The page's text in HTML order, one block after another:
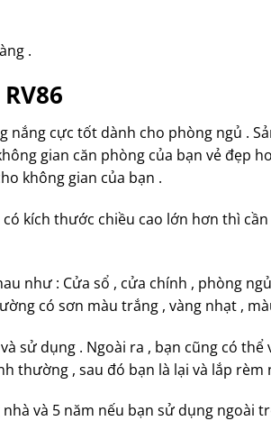
.
nắng cực tốt dành cho phòng ngủ .
gian căn phòng của bạn vẻ đẹp
không gian của bạn .
kích thước chiều cao lớn hơn thì
như : Cửa sổ , cửa chính , phòng
có sơn màu trắng , vàng nhạt ,
sử dụng . Ngoài ra , bạn cũng có
thường , sau đó bạn là lại và lắp rèm
và 5 năm nếu bạn sử dụng ngoài